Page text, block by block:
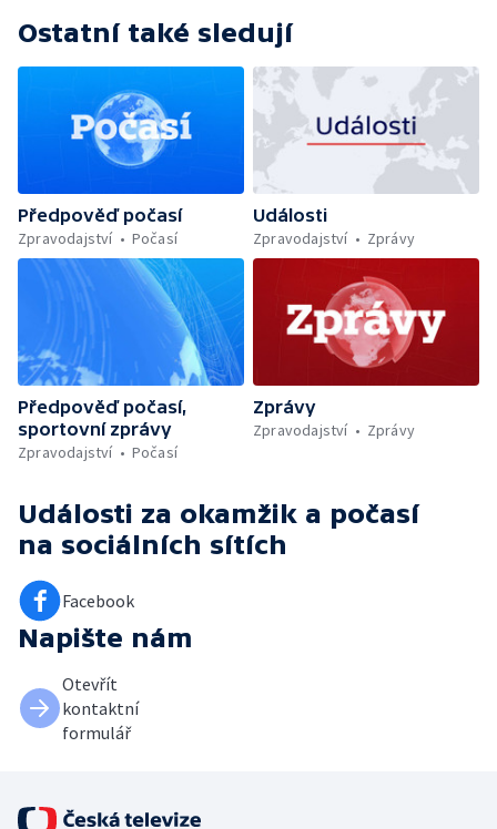
Ostatní také sledují
Předpověď počasí
Zpravodajství
Počasí
Události
Zpravodajství
Zprávy
Předpověď počasí,
sportovní zprávy
Zpravodajství
Počasí
Zprávy
Zpravodajství
Zprávy
Události za okamžik a počasí
na sociálních sítích
Facebook
Napište nám
Otevřít
kontaktní
formulář